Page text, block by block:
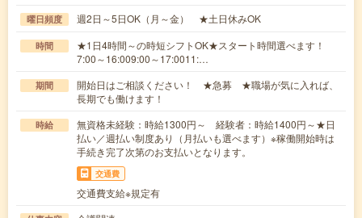
曜日頻度 週2日～5日OK（月～金） ★土日休みOK
時間
★1日4時間～の時短シフトOK★スタート時間選べます！
7:00～16:009:00～17:0011:…
期間
開始日はご相談ください！ ★急募 ★職場が気に入れば、
長期でも働けます！
時給
無資格未経験：時給1300円～ 経験者：時給1400円～★日
払い／週払い制度あり（月払いも選べます）※稼働開始時は
手続き完了次第のお支払いとなります。
交通費
交通費支給※規定有